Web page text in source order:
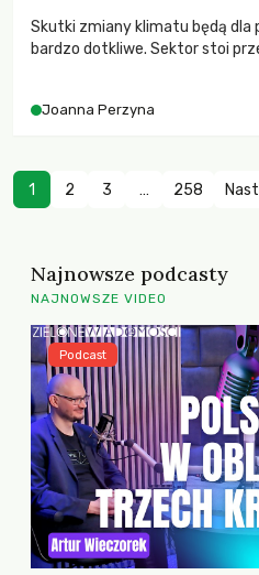
Skutki zmiany klimatu będą dla
bardzo dotkliwe. Sektor stoi
zachodzących zmian
Joanna Perzyna
1 2 3 … 258
Najnowsze podcasty
NAJNOWSZE VIDEO
Podcast